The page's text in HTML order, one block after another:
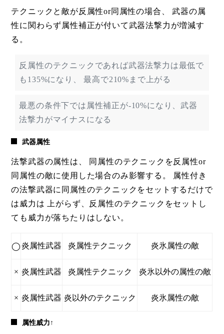
テクニックと敵が反属性or同属性の場合、 武器の属
性に関わらず属性補正が付いて武器法撃力が増減す
る。
反属性のテクニックであれば武器法撃力は最低で
も135%になり、 最高で210%まで上がる
最悪の条件下では属性補正が-10%になり、武器
法撃力がマイナスになる
武器属性
法撃武器の属性は、 同属性のテクニックを反属性or
同属性の敵に使用した場合のみ影響する。 属性付き
の法撃武器に同属性のテクニックをセットするだけで
は威力は 上がらず、反属性のテクニックをセットし
ても威力が落ちたりはしない。
◯炎属性武器 炎属性テクニック 炎氷属性の敵
× 炎属性武器 炎属性テクニック 炎氷以外の属性の敵
× 炎属性武器 炎以外のテクニック 炎氷属性の敵
属性威力↑